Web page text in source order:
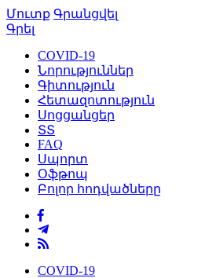
Մուտք Գրանցվել
Գրել
COVID-19
Նորություններ
Գիտություն
Հետազոտություն
Սոցցանցեր
ՏՏ
FAQ
Սպորտ
Օֆթոպ
Բոլոր հոդվածները
COVID-19